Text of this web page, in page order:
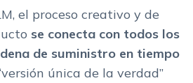
el proceso creativo y de
se conecta con todos los
de suministro en tiempo
única de la verdad”